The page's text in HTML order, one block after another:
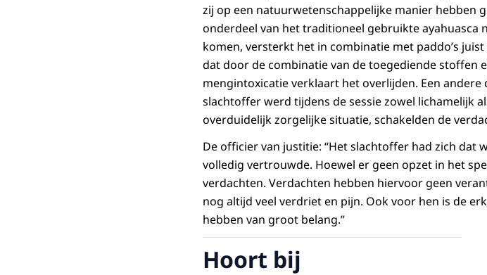
zij op een natuurwetenschappelijke manier hebben
onderdeel van het traditioneel gebruikte
komen, versterkt het in combinatie met paddo’s
dat door de combinatie van de toegediende stoffen
mengintoxicatie verklaart het overlijden. Een
slachtoffer werd tijdens de sessie zowel lichamelijk
overduidelijk zorgelijke situatie, schakelden de
De officier van justitie: “Het slachtoffer had zich dat
volledig vertrouwde. Hoewel er geen opzet in het
verdachten. Verdachten hebben hiervoor geen
nog altijd veel verdriet en pijn. Ook voor hen is de
hebben van groot belang.”
Hoort bij